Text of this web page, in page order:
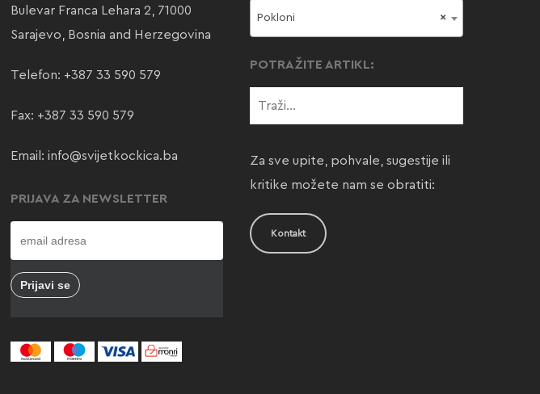
Bulevar Franca Lehara 2, 71000
Sarajevo, Bosnia and Herzegovina
Telefon: +387 33 590 579
Fax: +387 33 590 579
Email: info@svijetkockica.ba
PRIJAVA ZA NEWSLETTER
×
Pokloni
POTRAŽITE ARTIKL:
Za sve upite, pohvale, sugestije ili
kritike možete nam se obratiti:
Kontakt